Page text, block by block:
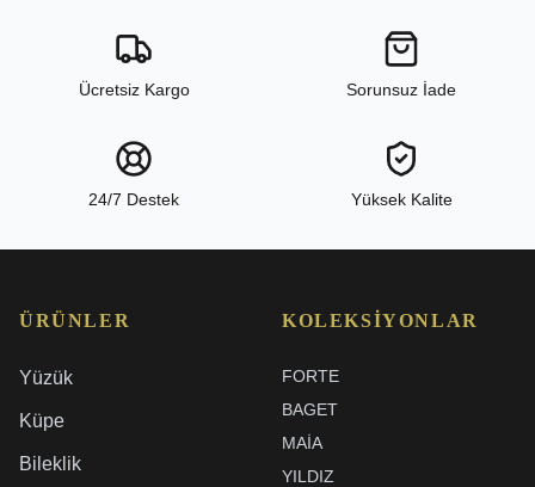
Ücretsiz Kargo Sorunsuz İade
24/7 Destek Yüksek Kalite
ÜRÜNLER
Yüzük
Küpe
Bileklik
KOLEKSIYONLAR
FORTE
BAGET
MAIA
YILDIZ